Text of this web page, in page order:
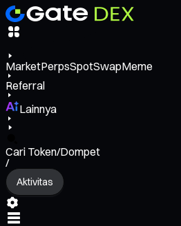
MarketPerpsSpotSwapMeme
Referral
Lainnya
Cari Token/Dompet
/
Aktivitas